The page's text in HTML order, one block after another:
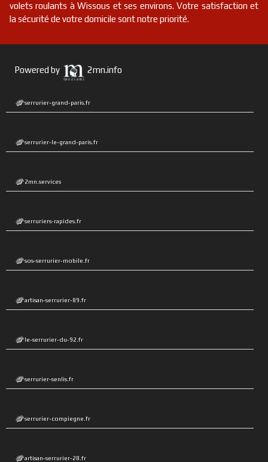
volets roulants à Wissous et ses environs. Votre satisfaction et
la sécurité de votre domicile sont notre priorité.
Powered by 2mn.info
serrurier-grand-paris.fr
serrurier-le-grand-paris.fr
2mn.services
serruriers-rapides.fr
sos-serrurier-mobile.fr
artisan-serrurier-89.fr
le-serrurier-du-92.fr
serrurier-senlis.fr
serrurier-compiegne.fr
artisan-serrurier-28.fr